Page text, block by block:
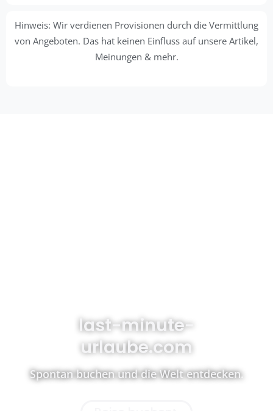
Hinweis: Wir verdienen Provisionen durch die Vermittlung
von Angeboten. Das hat keinen Einfluss auf unsere Artikel,
Meinungen & mehr.
last-minute-
urlaube.com
Spontan buchen und die Welt entdecken.